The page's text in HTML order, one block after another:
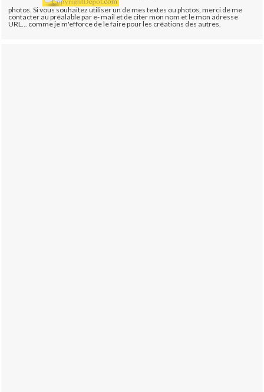
photos. Si vous souhaitez utiliser un de mes textes ou photos, merci de me
contacter au préalable par e- mail et de citer mon nom et le mon adresse
URL... comme je m'efforce de le faire pour les créations des autres.